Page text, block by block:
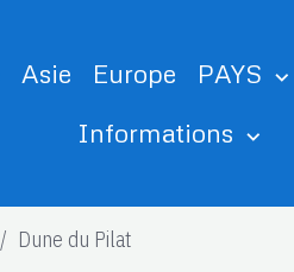
Asie Europe PAYS
Informations
Dune du Pilat